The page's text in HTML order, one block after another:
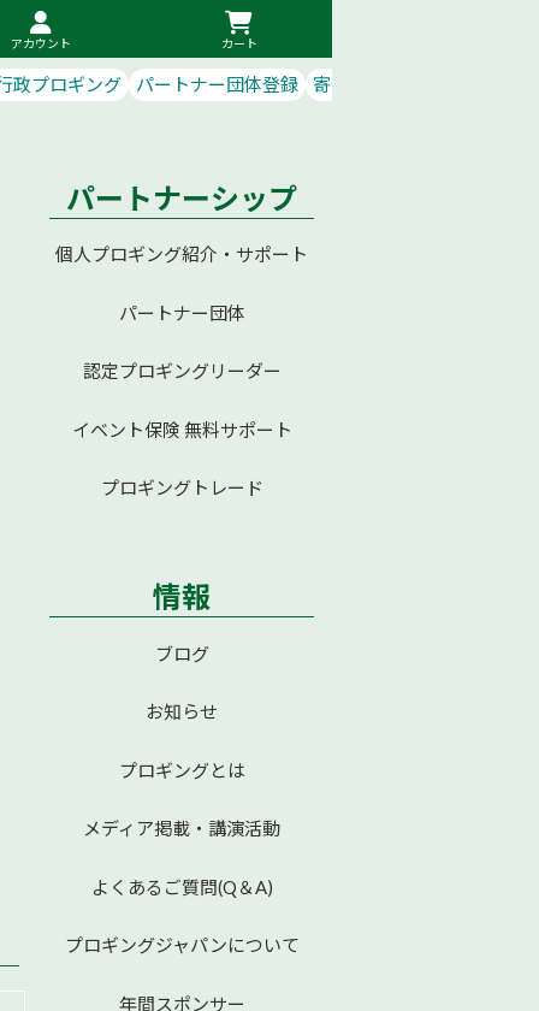
アカウント カート
政プロギング パートナー団体登録 寄付で応援
パートナーシップ
個人プロギング紹介・サポート
パートナー団体
認定プロギングリーダー
イベント保険 無料サポート
プロギングトレード
情報
ブログ
お知らせ
プロギングとは
メディア掲載・講演活動
よくあるご質問(Q＆A)
プロギングジャパンについて
年間スポンサー